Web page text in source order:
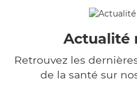
Actualité
Retrouvez les
de la santé sur